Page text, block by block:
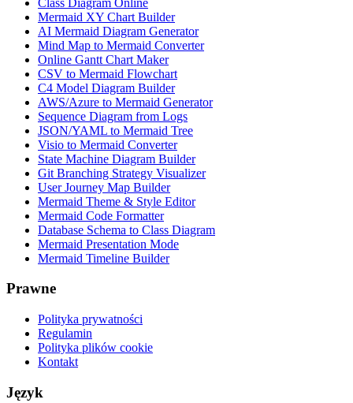
Mermaid XY Chart Builder
AI Mermaid Diagram Generator
Mind Map to Mermaid Converter
Online Gantt Chart Maker
CSV to Mermaid Flowchart
C4 Model Diagram Builder
AWS/Azure to Mermaid Generator
Sequence Diagram from Logs
JSON/YAML to Mermaid Tree
Visio to Mermaid Converter
State Machine Diagram Builder
Git Branching Strategy Visualizer
User Journey Map Builder
Mermaid Theme & Style Editor
Mermaid Code Formatter
Database Schema to Class Diagram
Mermaid Presentation Mode
Mermaid Timeline Builder
Prawne
Polityka prywatności
Regulamin
Polityka plików cookie
Kontakt
Język